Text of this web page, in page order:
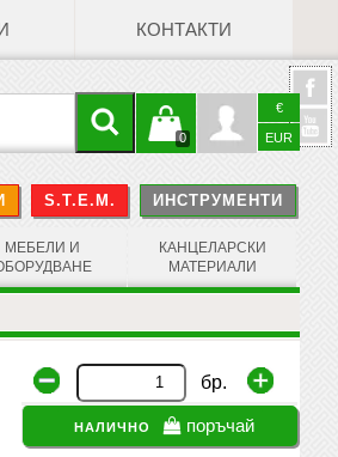
КОНТАКТИ
€
EUR
Профил
0
Кошницата
е празна
S.T.E.M. ИНСТРУМЕНТИ
МЕБЕЛИ И
КАНЦЕЛАРСКИ
МАТЕРИАЛИ
бр.
налично поръчай